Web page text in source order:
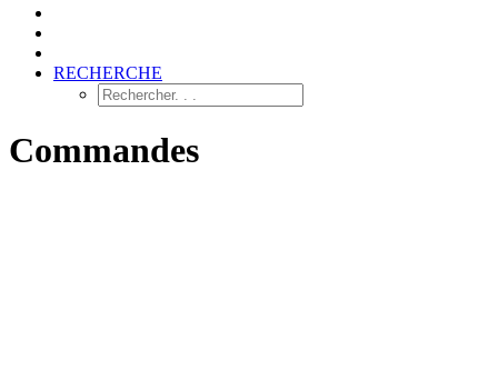
RECHERCHE
Commandes